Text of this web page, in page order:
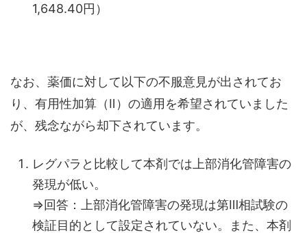
1,648.40円）
なお、薬価に対して以下の不服意見が出されてお
り、有用性加算（Ⅱ）の適用を希望されていました
が、残念ながら却下されています。
レグパラと比較して本剤では上部消化管障害の
発現が低い。
⇒回答：上部消化管障害の発現は第Ⅲ相試験の
検証目的として設定されていない。また、本剤